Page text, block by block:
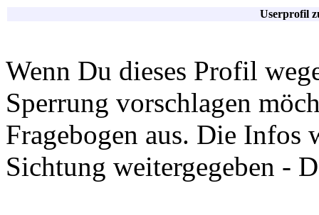
Userprofil
Wenn Du dieses Profil
Sperrung vorschlagen
Fragebogen aus. Die Infos
Sichtung weitergegeben -